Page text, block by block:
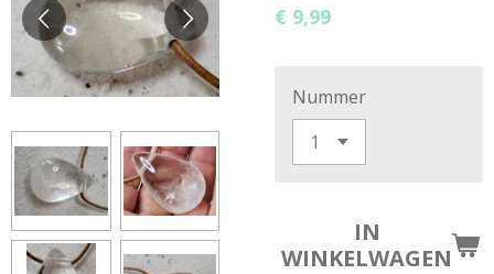
€ 9,99
Nummer
IN
WINKELWAGEN